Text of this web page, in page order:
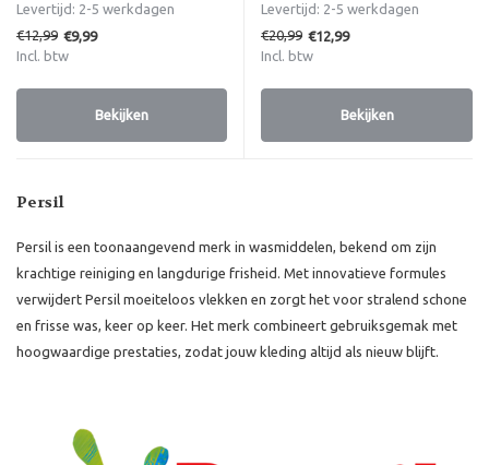
Levertijd: 2-5 werkdagen
€12,99 €9,99
Incl. btw
Bekijken
Levertijd: 2-5 werkdagen
€20,99 €12,99
Incl. btw
Bekijken
Persil
Persil is een toonaangevend merk in wasmiddelen, bekend om zijn
krachtige reiniging en langdurige frisheid. Met innovatieve formules
verwijdert Persil moeiteloos vlekken en zorgt het voor stralend schone
en frisse was, keer op keer. Het merk combineert gebruiksgemak met
hoogwaardige prestaties, zodat jouw kleding altijd als nieuw blijft.